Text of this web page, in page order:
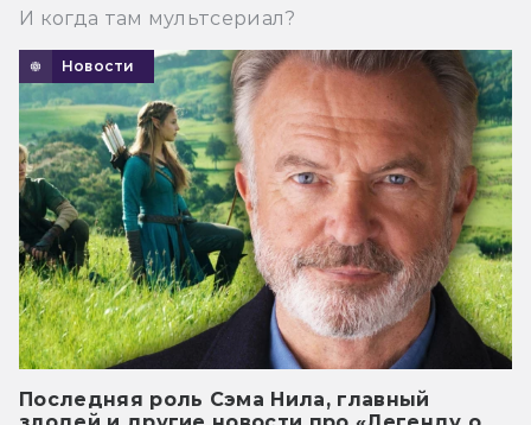
И когда там мультсериал?
Новости
Последняя роль Сэма Нила, главный